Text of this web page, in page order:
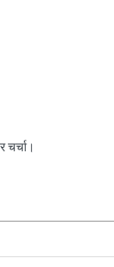
चर्चा।